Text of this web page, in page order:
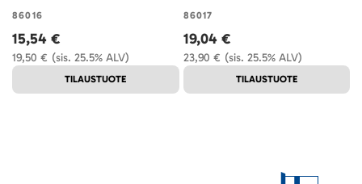
86016
(sis. 25.5% ALV)
19,50 €
15,54 €
TILAUSTUOTE
86017
(sis. 25.5% ALV)
23,90 €
19,04 €
TILAUSTUOTE